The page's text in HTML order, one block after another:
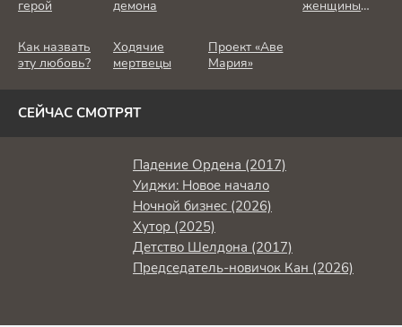
герой
демона
женщины
Как назвать
эту любовь?
Ходячие
мертвецы
Проект «Аве
Мария»
СЕЙЧАС СМОТРЯТ
Падение Ордена (2017)
Уиджи: Новое начало
Ночной бизнес (2026)
Хутор (2025)
Детство Шелдона (2017)
Председатель-новичок Кан (2026)